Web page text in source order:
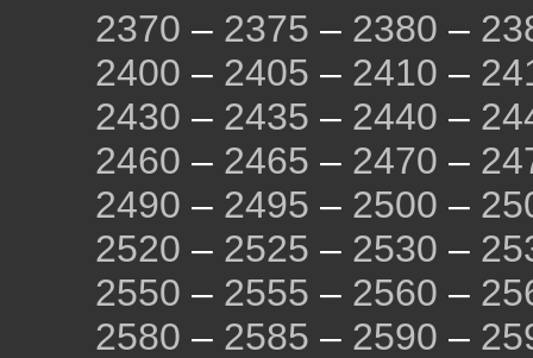
2370 – 2375 – 2380 –
2400 – 2405 – 2410 –
2430 – 2435 – 2440 –
2460 – 2465 – 2470 –
2490 – 2495 – 2500 –
2520 – 2525 – 2530 –
2550 – 2555 – 2560 –
2580 – 2585 – 2590 –